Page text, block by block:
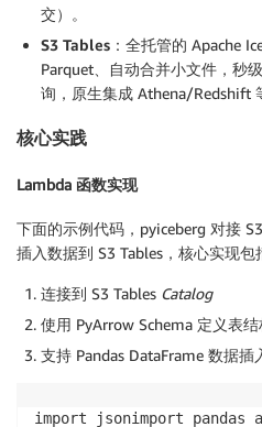
交）。
S3 Tables ：全托管的 Apache
Parquet、自动合并小文件，秒
询，原生集成 Athena/Redshift
核心实践
Lambda 函数实现
下面的示例代码，pyiceberg 对接
插入数据到 S3 Tables，核心实现包
连接到 S3 Tables Catalog
使用 PyArrow Schema 定义表结
支持 Pandas DataFrame 数据插
import jsonimport pandas